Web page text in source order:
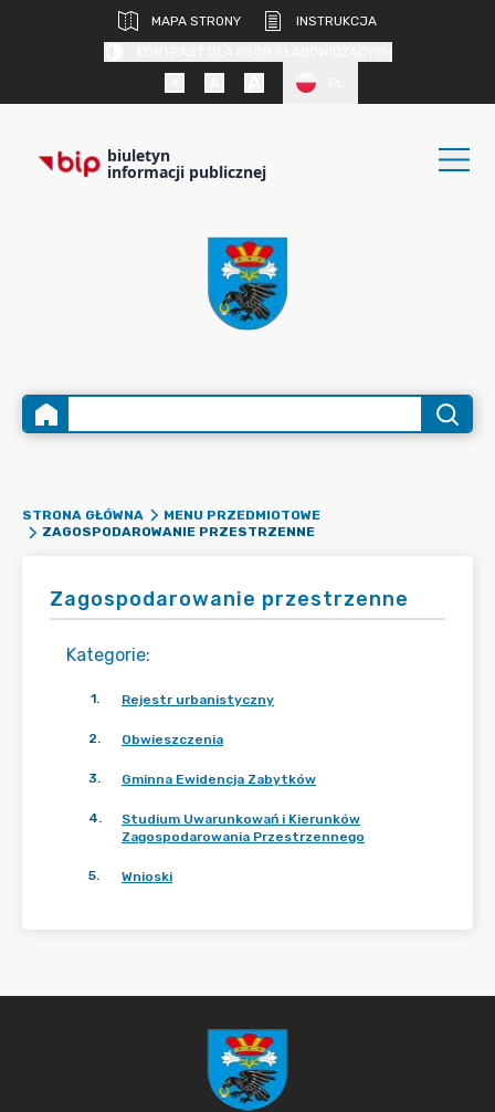
MAPA STRONY
INSTRUKCJA
biuletyn
informacji publicznej
STRONA GŁÓWNA
MENU PRZEDMIOTOWE
ZAGOSPODAROWANIE PRZESTRZENNE
Zagospodarowanie przestrzenne
Kategorie:
1. Rejestr urbanistyczny
2. Obwieszczenia
3. Gminna Ewidencja Zabytków
4.
Studium Uwarunkowań i Kierunków
Zagospodarowania Przestrzennego
5. Wnioski